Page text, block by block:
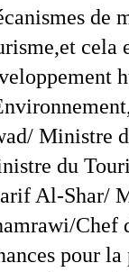
de
cela
Ministre
du
Al-Shar/
Chef
pour